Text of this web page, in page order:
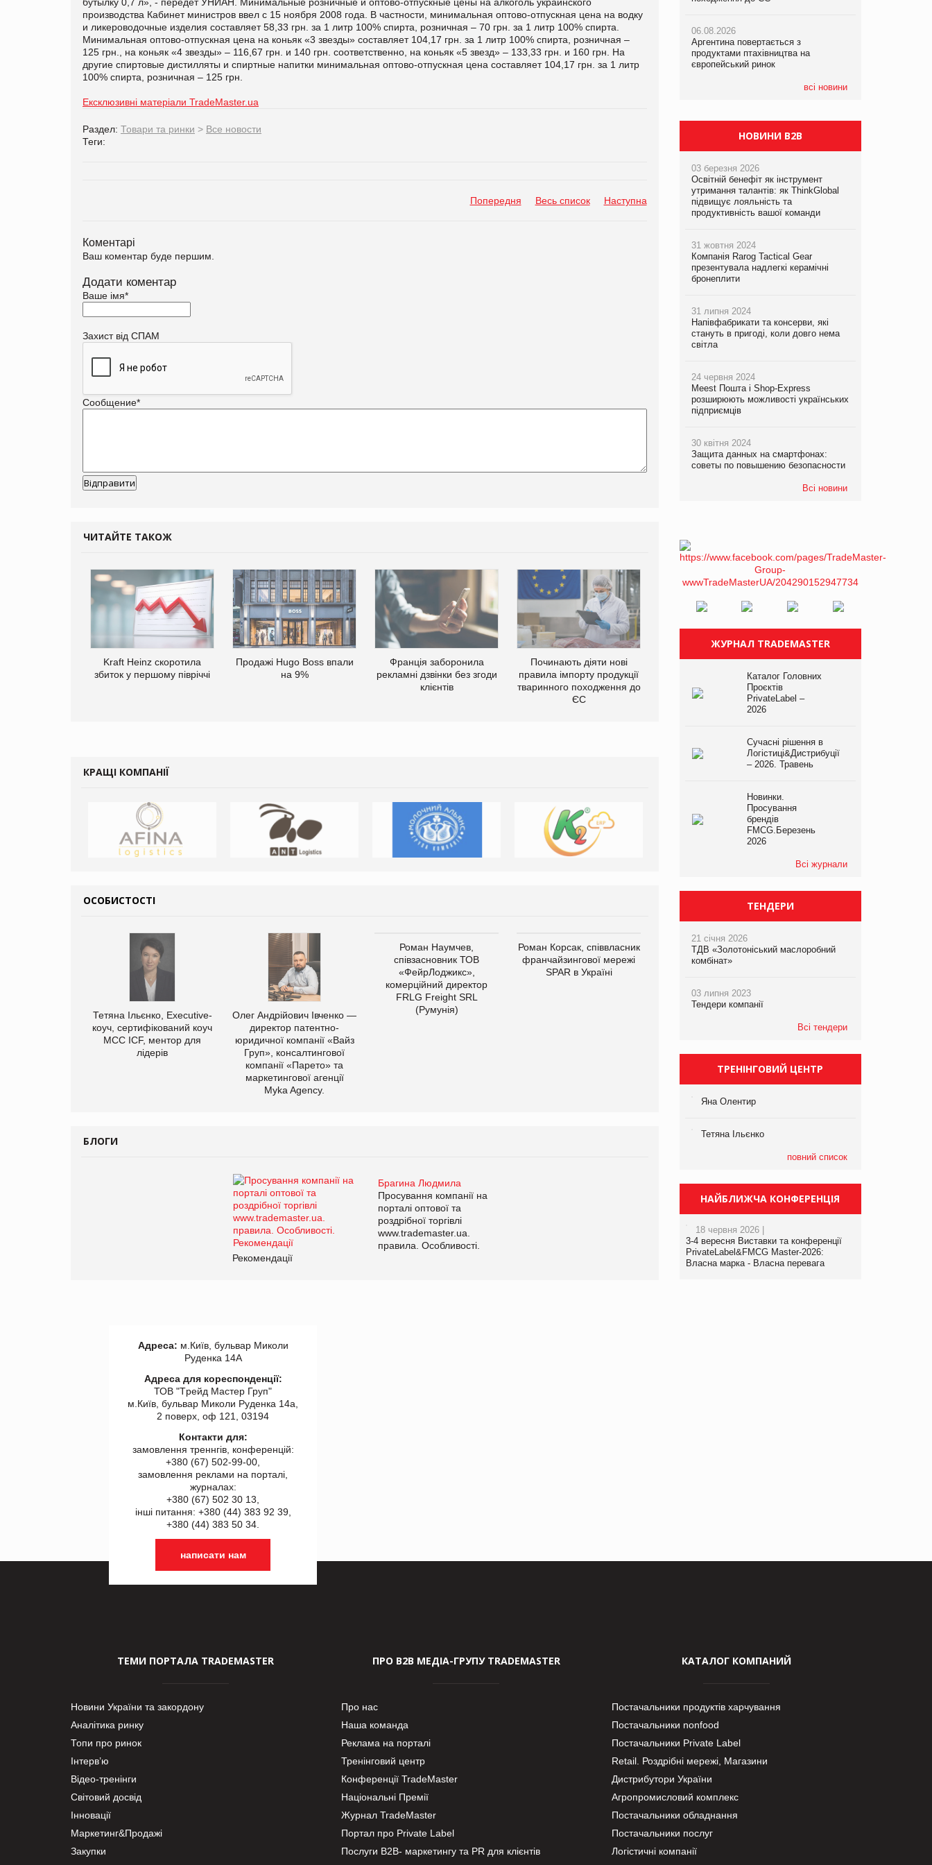
производства Кабинет министров ввел с 15 ноября 2008 года. В частности, минимальная оптово-отпускная цена на водку
и ликероводочные изделия составляет 58,33 грн. за 1 литр 100% спирта, розничная – 70 грн. за 1 литр 100% спирта.
Минимальная оптово-отпускная цена на коньяк «3 звезды» составляет 104,17 грн. за 1 литр 100% спирта, розничная –
125 грн., на коньяк «4 звезды» – 116,67 грн. и 140 грн. соответственно, на коньяк «5 звезд» – 133,33 грн. и 160 грн. На
другие спиртовые дистилляты и спиртные напитки минимальная оптово-отпускная цена составляет 104,17 грн. за 1 литр
100% спирта, розничная – 125 грн.
Ексклюзивні матеріали TradeMaster.ua
Раздел: Товари та ринки > Все новости
Теги:
Попередня Весь список Наступна
Коментарі
Ваш коментар буде першим.
Додати коментар
Ваше імя*
Захист від СПАМ
Сообщение*
ЧИТАЙТЕ ТАКОЖ
Kraft Heinz скоротила
збиток у першому півріччі
Продажі Hugo Boss впали
на 9%
Франція заборонила
рекламні дзвінки без згоди
клієнтів
Починають діяти нові
правила імпорту продукції
тваринного походження до
ЄС
Аргентина повертається з
продуктами птахівництва
на європейський ринок
ФАО прогнозує зростання
КРАЩІ КОМПАНІЇ
ОСОБИСТОСТІ
Тетяна Ільєнко, Executive-
коуч, сертифікований коуч
МСС ICF, ментор для
лідерів
Олег Андрійович Івченко —
директор патентно-
юридичної компанії «Вайз
Груп», консалтингової
компанії «Парето» та
маркетингової агенції
Myka Agency.
Роман Наумчев,
співзасновник ТОВ
«ФейрЛоджикс»,
комерційний директор
FRLG Freight SRL
(Румунія)
Роман Корсак, співвласник
франчайзингової мережі
SPAR в Україні
Олексій Логачов-Михайлов
Файно маркет Директор
Яна Сараніна, директор
БЛОГИ
Брагина Людмила
Просування компанії на
порталі оптової та
роздрібної торгівлі
www.trademaster.ua.
правила. Особливості.
Рекомендації
06.08.2026
Аргентина повертається з
продуктами птахівництва на
європейський ринок
всі новини
06.08.2026
Аргентина повертається з
продуктами птахівництва на
європейський ринок
06.08.2026
Аргентина повертається з
продуктами птахівництва на
європейський ринок
НОВИНИ B2B
03 березня 2026
Освітній бенефіт як інструмент
утримання талантів: як ThinkGlobal
підвищує лояльність та
продуктивність вашої команди
31 жовтня 2024
Компанія Rarog Tactical Gear
презентувала надлегкі керамічні
бронеплити
31 липня 2024
Напівфабрикати та консерви, які
стануть в пригоді, коли довго нема
світла
24 червня 2024
Meest Пошта і Shop-Express
розширюють можливості українських
підприємців
30 квітня 2024
Защита данных на смартфонах:
советы по повышению безопасности
Всі новини
ЖУРНАЛ TRADEMASTER
Каталог Головних
Проєктів
PrivateLabel –
2026
Сучасні рішення в
Логістиці&Дистрибуції
– 2026. Травень
Новинки.
Просування
брендів
FMCG.Березень
2026
Всі журнали
ТЕНДЕРИ
21 січня 2026
ТДВ «Золотоніський маслоробний
комбінат»
03 липня 2023
Тендери компанії
Всі тендери
ТРЕНІНГОВИЙ ЦЕНТР
Яна Олентир
Тетяна Ільєнко
повний список
НАЙБЛИЖЧА КОНФЕРЕНЦІЯ
18 червня 2026 |
3-4 вересня Виставки та конференції
PrivateLabel&FMCG Master-2026:
Власна марка - Власна перевага
Адреса: м.Київ, бульвар Миколи
Руденка 14А
Адреса для кореспонденції:
ТОВ "Tрейд Мастер Груп"
м.Київ, бульвар Миколи Руденка 14а,
2 поверх, оф 121, 03194
Контакти для:
замовлення треннгів, конференцій:
+380 (67) 502-99-00,
замовлення реклами на порталі,
журналах:
+380 (67) 502 30 13,
інші питання: +380 (44) 383 92 39,
+380 (44) 383 50 34.
написати нам
ТЕМИ ПОРТАЛА TRADEMASTER
Новини України та закордону
Аналітика ринку
Топи про ринок
Інтерв’ю
Відео-тренінги
Світовий досвід
Інновації
Маркетинг&Продажі
Закупки
ПРО В2В МЕДІА-ГРУПУ TRADEMASTER
Про нас
Наша команда
Реклама на порталі
Тренінговий центр
Конференції TradeMaster
Національні Премії
Журнал TradeMaster
Портал про Private Label
Послуги В2В- маркетингу та PR для клієнтів
КАТАЛОГ КОМПАНИЙ
Постачальники продуктів харчування
Постачальники nonfood
Постачальники Private Label
Retail. Роздрібні мережі, Магазини
Дистрибутори України
Агропромисловий комплекс
Постачальники обладнання
Постачальники послуг
Логістичні компанії